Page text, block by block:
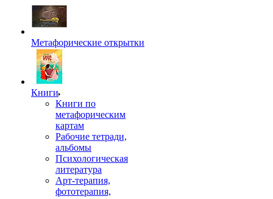
Метафорические открытки
Книги
Книги по
метафорическим
картам
Рабочие тетради,
альбомы
Психологическая
литература
Арт-терапия,
фототерапия,